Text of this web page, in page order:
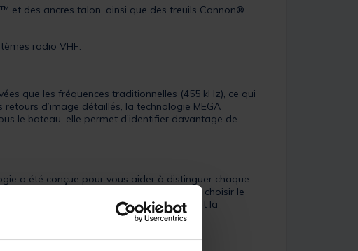
et des ancres talon, ainsi que des treuils Cannon®
radio VHF.
que les fréquences traditionnelles (455 kHz), ce qui
d’image détaillés, la technologie MEGA
le bateau, elle permet d’identifier davantage de
a été conçue pour vous aider à distinguer chaque
Dual Spectrum permet aux pêcheurs de choisir le
(Narrow Mode), qui maximise les détails et la